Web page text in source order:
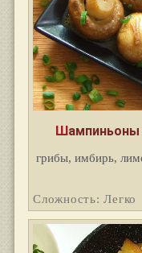
грибы, имбирь,
Сложность: Легко